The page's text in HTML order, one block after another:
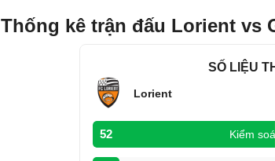
Thống kê trận đấu Lorient vs
SỐ LIỆU
Lorient
52 Kiểm